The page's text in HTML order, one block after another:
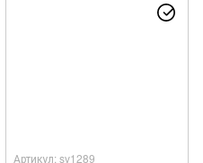
Артикул: sv1289